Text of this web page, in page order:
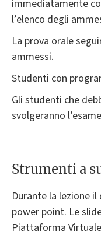
immediatamente
l’elenco degli
La prova orale
ammessi.
Studenti con
Gli studenti che
svolgeranno
Strumenti a
Durante la lezione
power point. Le
Piattaforma